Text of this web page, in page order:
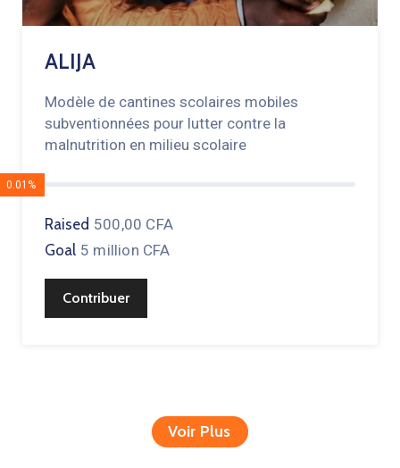
ALIJA
Modèle de cantines scolaires mobiles
subventionnées pour lutter contre la
malnutrition en milieu scolaire
0.01%
Raised 500,00 CFA
Goal 5 million CFA
Contribuer
Voir Plus